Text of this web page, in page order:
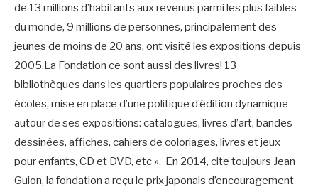
de 13 millions d’habitants aux revenus parmi les plus faibles
du monde, 9 millions de personnes, principalement des
jeunes de moins de 20 ans, ont visité les expositions depuis
2005.La Fondation ce sont aussi des livres! 13
bibliothèques dans les quartiers populaires proches des
écoles, mise en place d’une politique d’édition dynamique
autour de ses expositions: catalogues, livres d’art, bandes
dessinées, affiches, cahiers de coloriages, livres et jeux
pour enfants, CD et DVD, etc ». En 2014, cite toujours Jean
Guion, la fondation a reçu le prix japonais d’encouragement